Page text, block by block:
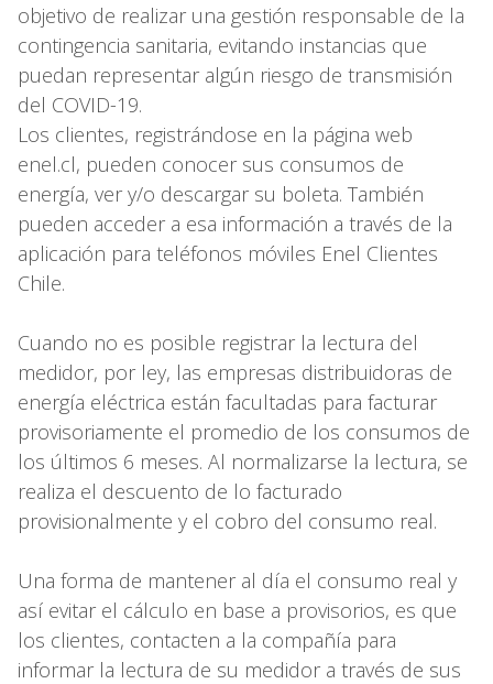
objetivo de realizar una gestión responsable de la
contingencia sanitaria, evitando instancias que
puedan representar algún riesgo de transmisión
del COVID-19.
Los clientes, registrándose en la página web
enel.cl, pueden conocer sus consumos de
energía, ver y/o descargar su boleta. También
pueden acceder a esa información a través de la
aplicación para teléfonos móviles Enel Clientes
Chile.
Cuando no es posible registrar la lectura del
medidor, por ley, las empresas distribuidoras de
energía eléctrica están facultadas para facturar
provisoriamente el promedio de los consumos de
los últimos 6 meses. Al normalizarse la lectura, se
realiza el descuento de lo facturado
provisionalmente y el cobro del consumo real.
Una forma de mantener al día el consumo real y
así evitar el cálculo en base a provisorios, es que
los clientes, contacten a la compañía para
informar la lectura de su medidor a través de sus